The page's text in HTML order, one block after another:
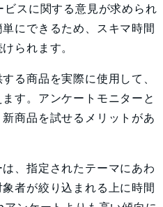
スに関する意見が求められ
にできるため、スキマ時間
られます。
る商品を実際に使用して、
す。アンケートモニターと
商品を試せるメリットがあ
、指定されたテーマにあわ
者が絞り込まれる上に時間